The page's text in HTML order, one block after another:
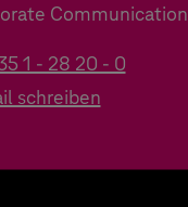
Communication
1 - 28 20 - 0
schreiben